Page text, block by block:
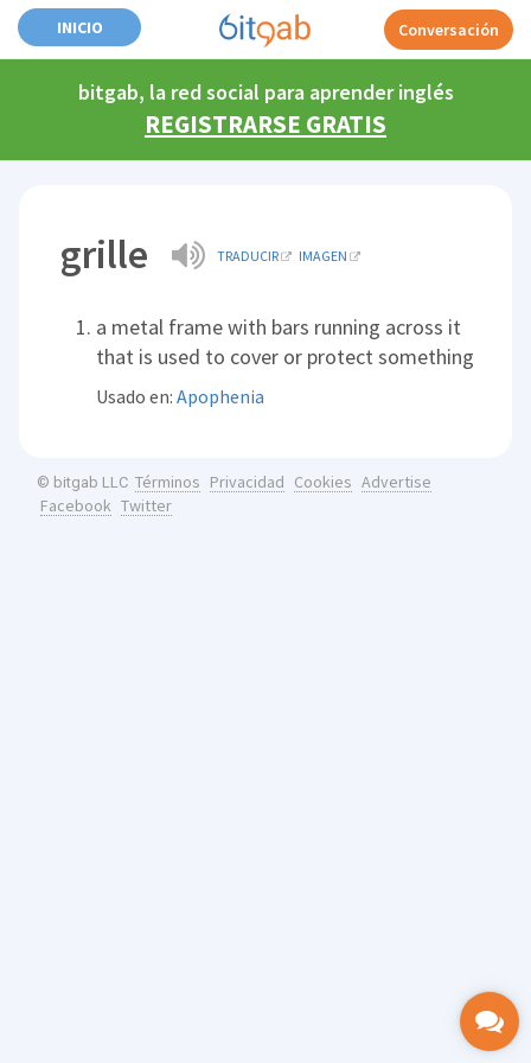
INICIO Conversación
bitgab, la red social para aprender inglés
REGISTRARSE GRATIS
grille TRADUCIR IMAGEN
a metal frame with bars running across it
that is used to cover or protect something
Usado en:Apophenia
© bitgab LLC Términos Privacidad Cookies Advertise
Facebook Twitter